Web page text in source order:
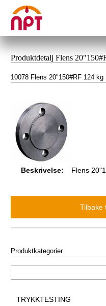
Produktdetalj Flens
10078 Flens 20"150#RF 124 kg
Beskrivelse: Flens
Produktkategorier
TRYKKTESTING